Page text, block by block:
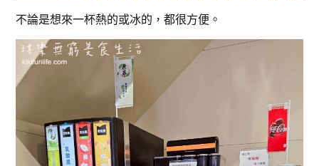
不論是想來一杯熱的或冰的，都很方便。